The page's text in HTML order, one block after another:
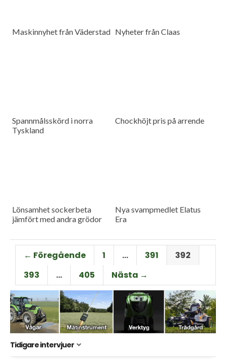
Maskinnyhet från Väderstad Nyheter från Claas
Spannmålsskörd i norra
Tyskland
Chockhöjt pris på arrende
Lönsamhet sockerbeta
jämfört med andra grödor
Nya svampmedlet Elatus
Era
← Föregående 1 … 391
392
393
… 405 Nästa →
Tidigare intervjuer